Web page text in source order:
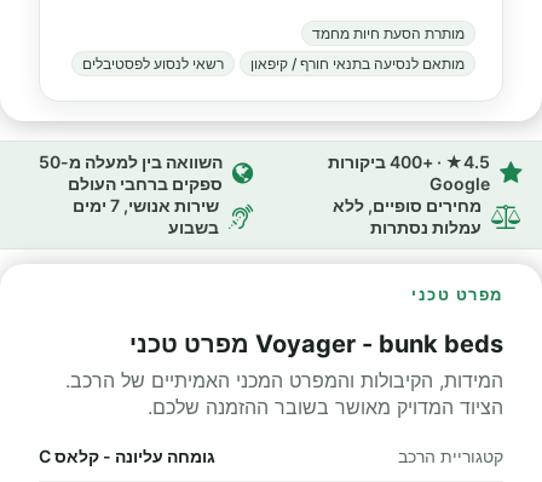
מותרת הסעת חיות מחמד
מותאם לנסיעה בתנאי חורף / קיפאון
רשאי לנסוע לפסטיבלים
4.5★ · +400 ביקורות
Google
השוואה בין למעלה מ-50
ספקים ברחבי העולם
מחירים סופיים, ללא
עמלות נסתרות
שירות אנושי, 7 ימים
בשבוע
מפרט טכני
Voyager - bunk beds מפרט טכני
המידות, הקיבולות והמפרט המכני האמיתיים של הרכב.
הציוד המדויק מאושר בשובר ההזמנה שלכם.
קטגוריית הרכב גומחה עליונה - קלאס C